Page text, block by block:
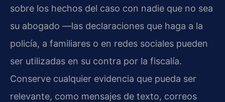
sobre los hechos del caso con nadie que no sea
su abogado —las declaraciones que haga a la
policía, a familiares o en redes sociales pueden
ser utilizadas en su contra por la fiscalía.
Conserve cualquier evidencia que pueda ser
relevante, como mensajes de texto, correos